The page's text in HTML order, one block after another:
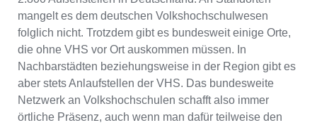
mangelt es dem deutschen Volkshochschulwesen
folglich nicht. Trotzdem gibt es bundesweit einige Orte,
die ohne VHS vor Ort auskommen müssen. In
Nachbarstädten beziehungsweise in der Region gibt es
aber stets Anlaufstellen der VHS. Das bundesweite
Netzwerk an Volkshochschulen schafft also immer
örtliche Präsenz, auch wenn man dafür teilweise den